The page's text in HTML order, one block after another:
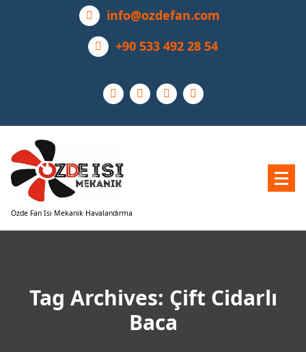
info@ozdefan.com
+90 533 492 28 54
Özde Fan Isı Mekanik Havalandırma
Tag Archives: Çift Cidarlı
Baca